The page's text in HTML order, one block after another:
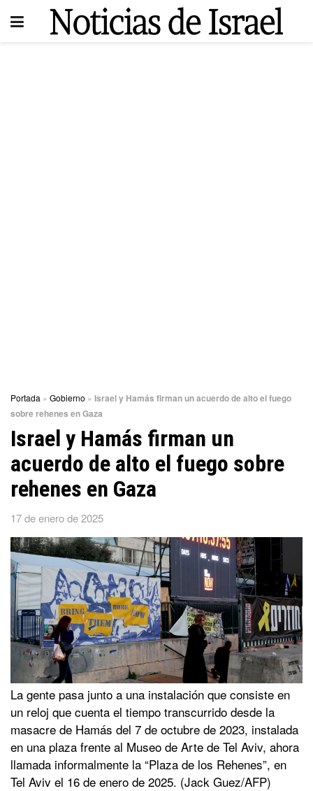
Portada » Gobierno » Israel y Hamás firman un acuerdo de alto el fuego
sobre rehenes en Gaza
Israel y Hamás firman un
acuerdo de alto el fuego sobre
rehenes en Gaza
17 de enero de 2025
La gente pasa junto a una instalación que consiste en
un reloj que cuenta el tiempo transcurrido desde la
masacre de Hamás del 7 de octubre de 2023, instalada
en una plaza frente al Museo de Arte de Tel Aviv, ahora
llamada informalmente la “Plaza de los Rehenes”, en
Tel Aviv el 16 de enero de 2025. (Jack Guez/AFP)